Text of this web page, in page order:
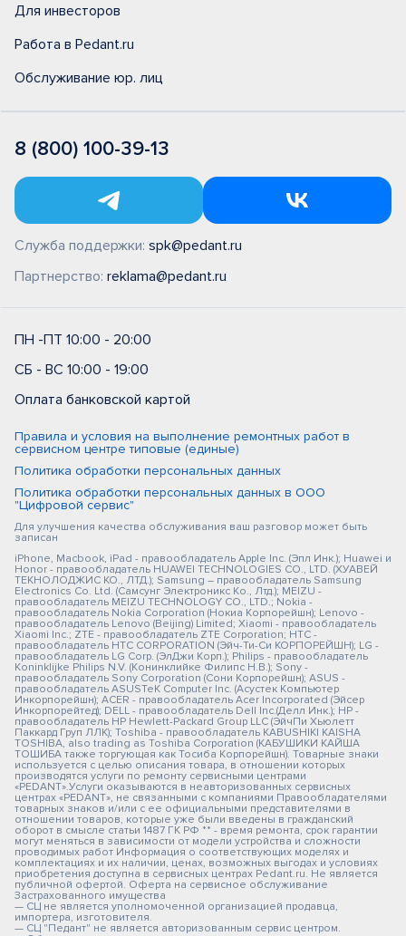
Для инвесторов
Работа в Pedant.ru
Обслуживание юр. лиц
8 (800) 100-39-13
Служба поддержки: spk@pedant.ru
Партнерство: reklama@pedant.ru
ПН -ПТ 10:00 - 20:00
СБ - ВС 10:00 - 19:00
Оплата банковской картой
Правила и условия на выполнение ремонтных работ в
сервисном центре типовые (единые)
Политика обработки персональных данных
Политика обработки персональных данных в ООО
"Цифровой сервис"
Для улучшения качества обслуживания ваш разговор может быть
записан
iPhone, Macbook, iPad - правообладатель Apple Inc. (Эпл Инк.); Huawei и
Honor - правообладатель HUAWEI TECHNOLOGIES CO., LTD. (ХУАВЕЙ
ТЕКНОЛОДЖИС КО., ЛТД.); Samsung – правообладатель Samsung
Electronics Co. Ltd. (Самсунг Электроникс Ко., Лтд.); MEIZU -
правообладатель MEIZU TECHNOLOGY CO., LTD.; Nokia -
правообладатель Nokia Corporation (Нокиа Корпорейшн); Lenovo -
правообладатель Lenovo (Beijing) Limited; Xiaomi - правообладатель
Xiaomi Inc.; ZTE - правообладатель ZTE Corporation; HTC -
правообладатель HTC CORPORATION (Эйч-Ти-Си КОРПОРЕЙШН); LG -
правообладатель LG Corp. (ЭлДжи Корп.); Philips - правообладатель
Koninklijke Philips N.V. (Конинклийке Филипс Н.В.); Sony -
правообладатель Sony Corporation (Сони Корпорейшн); ASUS -
правообладатель ASUSTeK Computer Inc. (Асустек Компьютер
Инкорпорейшн); ACER - правообладатель Acer Incorporated (Эйсер
Инкорпорейтед); DELL - правообладатель Dell Inc.(Делл Инк.); HP -
правообладатель HP Hewlett-Packard Group LLC (ЭйчПи Хьюлетт
Паккард Груп ЛЛК); Toshiba - правообладатель KABUSHIKI KAISHA
TOSHIBA, also trading as Toshiba Corporation (КАБУШИКИ КАЙША
ТОШИБА также торгующая как Тосиба Корпорейшн). Товарные знаки
используется с целью описания товара, в отношении которых
производятся услуги по ремонту сервисными центрами
«PEDANT».Услуги оказываются в неавторизованных сервисных
центрах «PEDANT», не связанными с компаниями Правообладателями
товарных знаков и/или с ее официальными представителями в
отношении товаров, которые уже были введены в гражданский
оборот в смысле статьи 1487 ГК РФ ** - время ремонта, срок гарантии
могут меняться в зависимости от модели устройства и сложности
проводимых работ Информация о соответствующих моделях и
комплектациях и их наличии, ценах, возможных выгодах и условиях
приобретения доступна в сервисных центрах Pedant.ru. Не является
публичной офертой. Оферта на сервисное обслуживание
Застрахованного имущества
— СЦ не является уполномоченной организацией продавца,
импортера, изготовителя.
— СЦ "Педант" не является авторизованным сервис центром.